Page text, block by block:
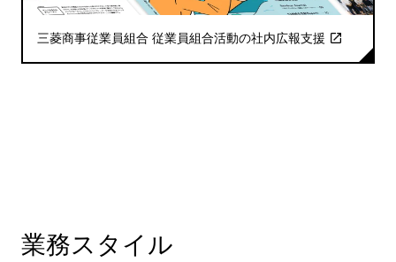
三菱商事従業員組合 従業員組合活動の社内広報支援
業務スタイル